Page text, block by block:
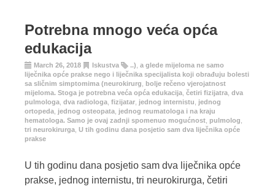
Potrebna mnogo veća opća
edukacija
March 26, 2018 Iskustva ..) a glede mijeloma ne samo
liječnika opće prakse nego i liječnika specijalista koji obrađuju bolesti
sa sličnim simptomima (neurokirurg
bolje rečeno vjerojatnost
mijeloma. Stoga je potrebna veća opća edukacija četiri fizijatra dva
pulmologa dva radiologa fizijatar jednog internistu
jednog
ortopeda jednog osteopata jednog reumatologa i na kraju
hematologa. Samo je ovaj zadnji spomenuo mogućnost pulmolog
tri neurokirurga U tih godinu dana posjetio sam dva liječnika opće
prakse
U tih godinu dana posjetio sam dva liječnika opće
prakse, jednog internistu, tri neurokirurga, četiri